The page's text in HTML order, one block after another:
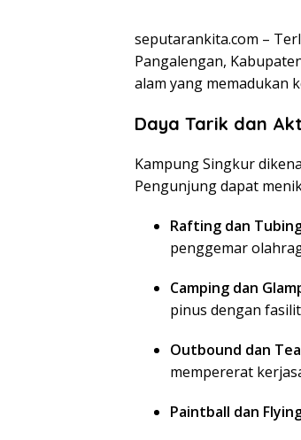
seputarankita.com –
Pangalengan,
alam yang memadukan
Daya Tarik dan
Kampung Singkur
Pengunjung dapat
Rafting dan
penggemar
Camping dan
pinus dengan
Outbound dan
mempererat
Paintball dan